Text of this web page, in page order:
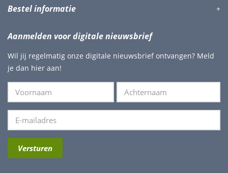
Bestel informatie
Aanmelden voor digitale nieuwsbrief
Wil jij regelmatig onze digitale nieuwsbrief ontvangen? Meld
je dan hier aan!